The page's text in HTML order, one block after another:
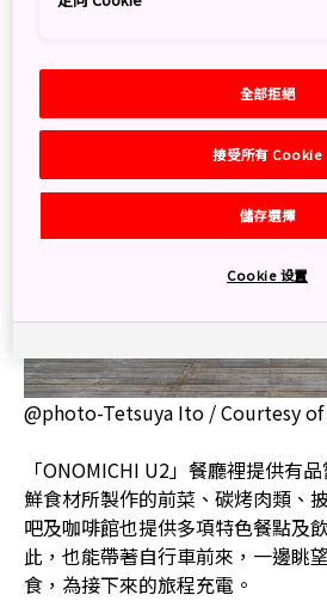
@photo-Tetsuya Ito / Courtesy of
「ONOMICHI U2」餐廳裡提供有
鮮食材所製作的前菜、碳烤肉類、
吧及咖啡館也提供多項特色餐點及
此，也能帶著自行車前來，一邊眺
食，為接下來的旅程充電。
全部拒絕
接受所有 Cookie
儲存選擇
Cookie 设置